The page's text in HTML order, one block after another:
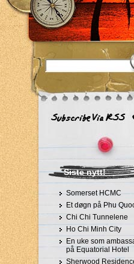
Siste nytt!
Somerset HCMC
Et døgn på Phu
Chi Chi Tunnelene
Ho Chi Minh City
En uke som
på Equatorial Hotel
Sherwood